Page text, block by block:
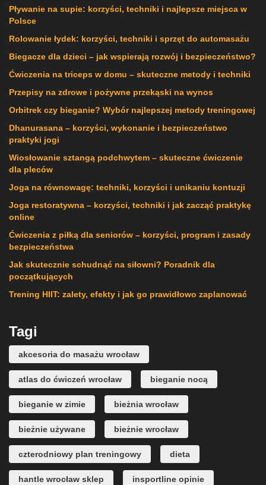
Pływanie na supie: korzyści, techniki i najlepsze miejsca w
Polsce
Rolowanie łydek: korzyści, techniki i sprzęt do automasażu
Biegacze dla dzieci – jak wspierają rozwój i bezpieczeństwo?
Ćwiczenia na triceps w domu – skuteczne metody i techniki
Przepisy na zdrowe i pożywne przekąski na wynos
Orbitrek czy bieganie? Wybór najlepszej metody treningowej
Dhanurasana – korzyści, wykonanie i bezpieczeństwo
praktyki jogi
Wiosłowanie sztangą podchwytem – skuteczne ćwiczenie
dla pleców
Joga na równowagę: techniki, korzyści i unikaniu kontuzji
Joga restoratywna – korzyści, techniki i jak zacząć praktykę
online
Ćwiczenia z piłką dla seniorów – korzyści, program i zasady
bezpieczeństwa
Jak skutecznie schudnąć na siłowni? Poradnik dla
początkujących
Trening HIIT: zalety, efekty i jak go prawidłowo zaplanować
Tagi
akcesoria do masażu wrocław
atlas do ćwiczeń wrocław bieganie nocą
bieganie w zimie bieżnia wrocław
bieżnie używane bieżnie wrocław
czterodniowy plan treningowy dieta
hantle wrocław sklep insportline opinie